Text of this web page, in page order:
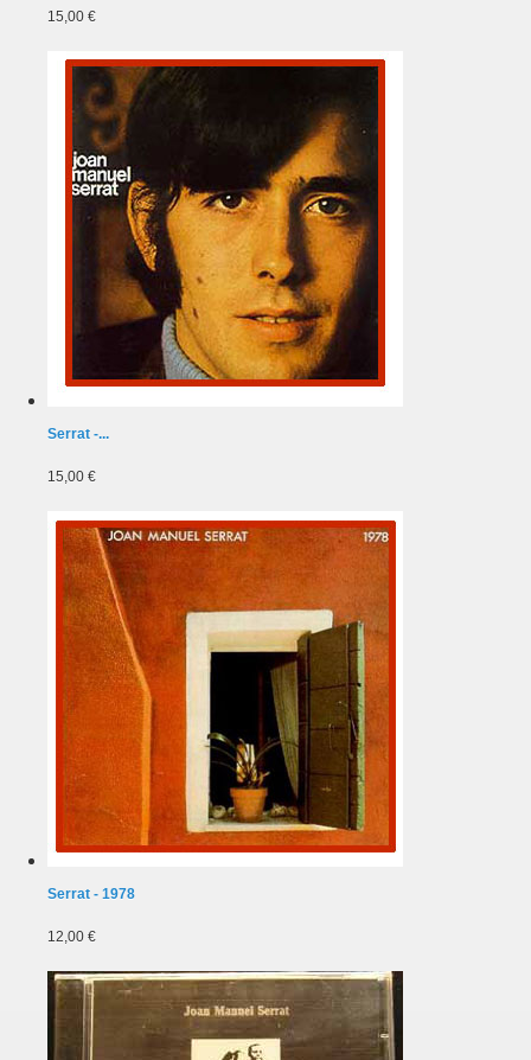
15,00 €
Serrat -...
15,00 €
Serrat - 1978
12,00 €